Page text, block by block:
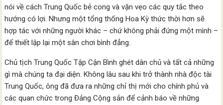
nói về cách Trung Quốc bẻ cong và vặn vẹo các quy tắc theo
hướng có lợi. Nhưng một tổng thống Hoa Kỳ thức thời hơn sẽ
hợp tác với những người khác – chứ không phải đứng một mình –
để thiết lập lại một sân chơi bình đẳng.
Chủ tịch Trung Quốc Tập Cận Bình ghét dân chủ và tất cả những
gì mà chúng ta đại diện. Không lâu sau khi trở thành nhà độc tài
Trung Quốc, ông đã đưa ra những chỉ thị mới cho chính phủ và
các quan chức trong Đảng Cộng sản để cảnh báo về những